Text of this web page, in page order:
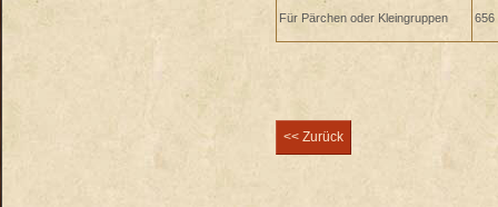
Für Pärchen oder Kleingruppen 656
<< Zurück